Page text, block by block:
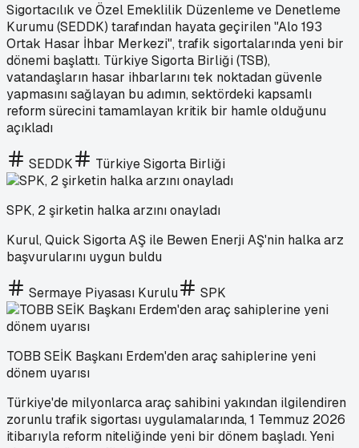
Sigortacılık ve Özel Emeklilik Düzenleme ve Denetleme
Kurumu (SEDDK) tarafından hayata geçirilen "Alo 193
Ortak Hasar İhbar Merkezi", trafik sigortalarında yeni bir
dönemi başlattı. Türkiye Sigorta Birliği (TSB),
vatandaşların hasar ihbarlarını tek noktadan güvenle
yapmasını sağlayan bu adımın, sektördeki kapsamlı
reform sürecini tamamlayan kritik bir hamle olduğunu
açıkladı
SEDDK Türkiye Sigorta Birliği
SPK, 2 şirketin halka arzını onayladı
Kurul, Quick Sigorta AŞ ile Bewen Enerji AŞ'nin halka arz
başvurularını uygun buldu
Sermaye Piyasası Kurulu SPK
TOBB SEİK Başkanı Erdem'den araç sahiplerine yeni
dönem uyarısı
Türkiye'de milyonlarca araç sahibini yakından ilgilendiren
zorunlu trafik sigortası uygulamalarında, 1 Temmuz 2026
itibarıyla reform niteliğinde yeni bir dönem başladı. Yeni